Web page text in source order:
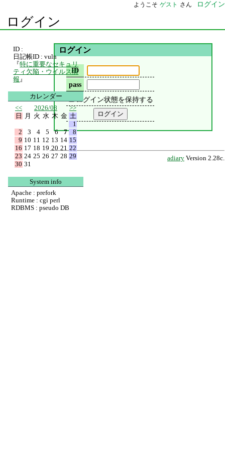
ようこそ ゲスト さん ログイン
ログイン
ログイン
ID
pass
ログイン状態を保持する
adiary Version 2.28c.
ID :
日記帳ID : vuln
『特に重要なセキュリ
ティ欠陥・ウイルス情
報 』
カレンダー
<<
2026/08
>>
日
月 火 水 木 金 土
1
2
3 4 5 6 7
8
9 10 11 12 13 14 15
16 17 18 19 20 21 22
23 24 25 26 27 28 29
30 31
System info
Apache : prefork
Runtime : cgi perl
RDBMS : pseudo DB